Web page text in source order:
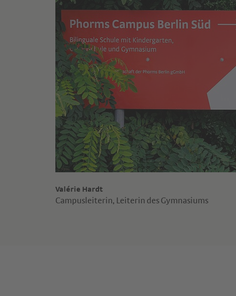
Valérie Hardt
Campusleiterin, Leiterin des Gymnasiums